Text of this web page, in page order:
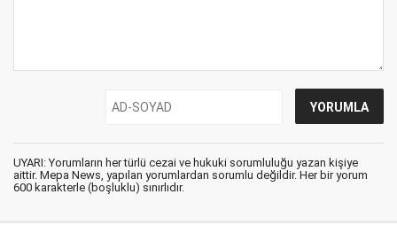
UYARI: Yorumların her türlü cezai ve hukuki sorumluluğu yazan kişiye
aittir. Mepa News, yapılan yorumlardan sorumlu değildir. Her bir yorum
600 karakterle (boşluklu) sınırlıdır.